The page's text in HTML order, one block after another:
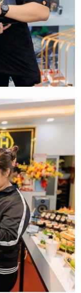
Phối Các Loại
VÀ ỦNG HỘ
PHỐI CÁC
VÀ ỦNG HỘ
PHỐI CÁC